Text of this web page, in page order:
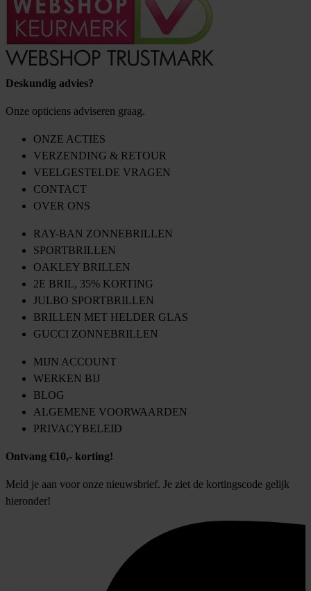
Deskundig advies?
Onze opticiens adviseren graag.
ONZE ACTIES
VERZENDING & RETOUR
VEELGESTELDE VRAGEN
CONTACT
OVER ONS
RAY-BAN ZONNEBRILLEN
SPORTBRILLEN
OAKLEY BRILLEN
2E BRIL, 35% KORTING
JULBO SPORTBRILLEN
BRILLEN MET HELDER GLAS
GUCCI ZONNEBRILLEN
MIJN ACCOUNT
WERKEN BIJ
BLOG
ALGEMENE VOORWAARDEN
PRIVACYBELEID
Ontvang €10,- korting!
Meld je aan voor onze nieuwsbrief. Je ziet de kortingscode gelijk
hieronder!